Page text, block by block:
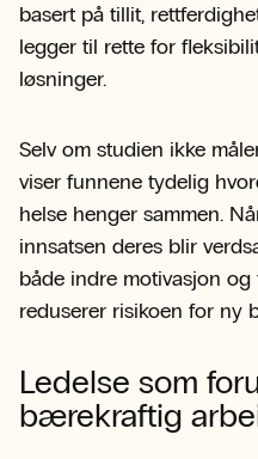
basert på tillit,
legger til rette for
løsninger.
Selv om studien ikke
viser funnene tydelig
helse henger sammen.
innsatsen deres blir
både indre motivasjon
reduserer risikoen for ny
Ledelse som
bærekraftig